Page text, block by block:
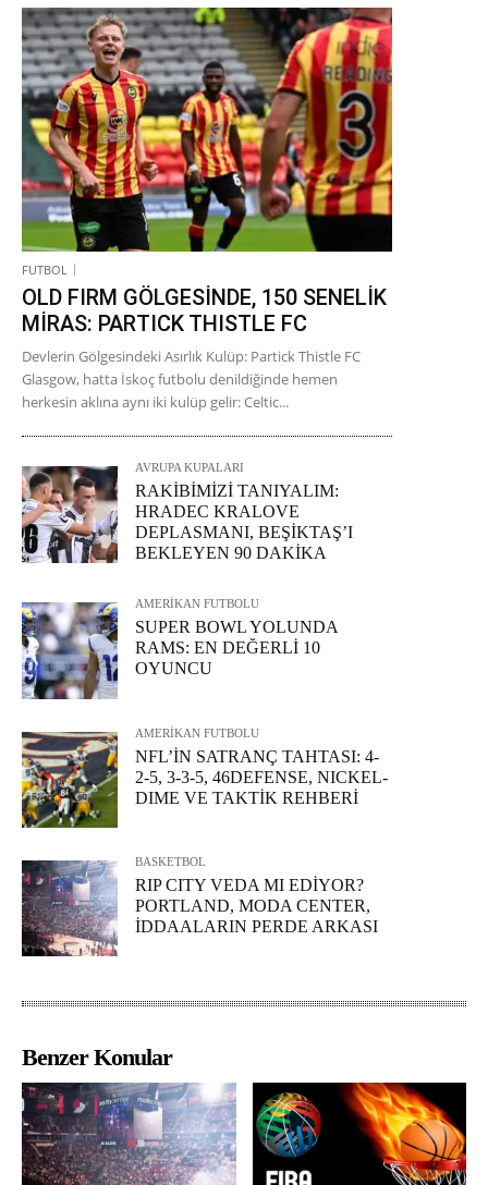
FUTBOL
OLD FIRM GÖLGESİNDE, 150 SENELİK
MİRAS: PARTICK THISTLE FC
Devlerin Gölgesindeki Asırlık Kulüp: Partick Thistle FC
Glasgow, hatta İskoç futbolu denildiğinde hemen
herkesin aklına aynı iki kulüp gelir: Celtic...
AVRUPA KUPALARI
RAKİBİMİZİ TANIYALIM:
HRADEC KRALOVE
DEPLASMANI, BEŞİKTAŞ’I
BEKLEYEN 90 DAKİKA
AMERİKAN FUTBOLU
SUPER BOWL YOLUNDA
RAMS: EN DEĞERLİ 10
OYUNCU
AMERİKAN FUTBOLU
NFL’İN SATRANÇ TAHTASI: 4-
2-5, 3-3-5, 46DEFENSE, NICKEL-
DIME VE TAKTİK REHBERİ
BASKETBOL
RIP CITY VEDA MI EDİYOR?
PORTLAND, MODA CENTER,
İDDAALARIN PERDE ARKASI
Benzer Konular